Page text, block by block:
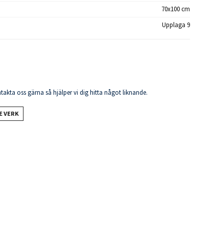
70x100 cm
Upplaga 9
oss gärna så hjälper vi dig hitta något liknande.
VERK